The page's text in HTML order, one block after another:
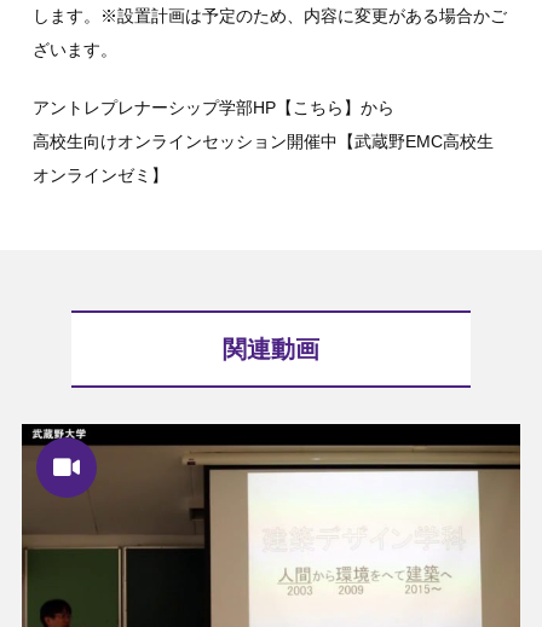
します。
※設置計画は予定のため、内容に変更がある場合かご
ざいます。
アントレプレナーシップ学部HP【こちら】 から
高校生向けオンラインセッション開催中 【武蔵野EMC高校生
オンラインゼミ】
関連動画